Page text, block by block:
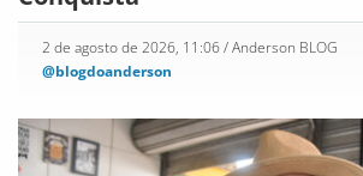
2 de agosto de 2026, 11:06/ Anderson BLOG
@blogdoanderson